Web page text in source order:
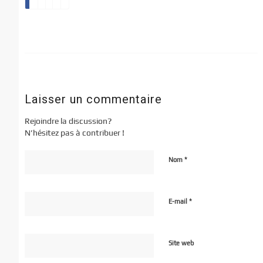
Laisser un commentaire
Rejoindre la discussion?
N’hésitez pas à contribuer !
Nom *
E-mail *
Site web